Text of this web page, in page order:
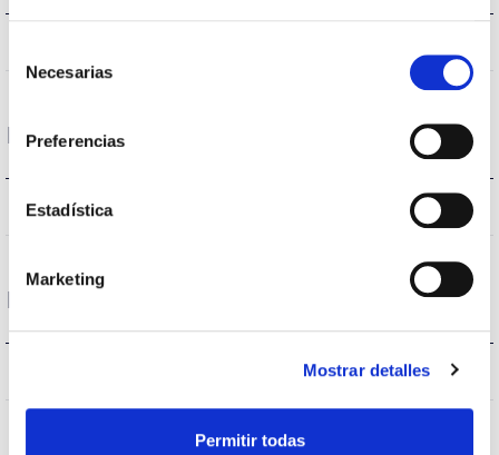
Necesarias
Preferencias
Estadística
Marketing
Mostrar detalles
Permitir todas
Proteções
Proteção surtos NÃO
Dados gerais
CCIII